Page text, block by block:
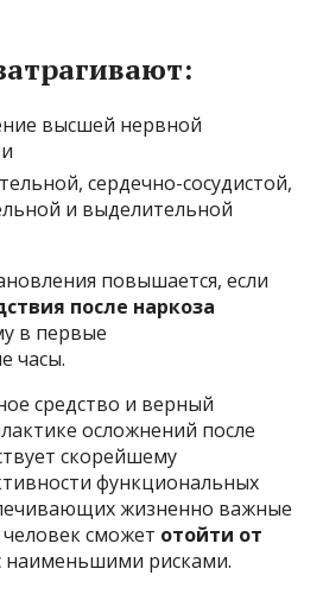
высшей нервной
сердечно-сосудистой,
и выделительной
повышается, если
после наркоза
в первые
часы.
средство и верный
осложнений после
скорейшему
функциональных
жизненно важные
сможет отойти от
наименьшими рисками.